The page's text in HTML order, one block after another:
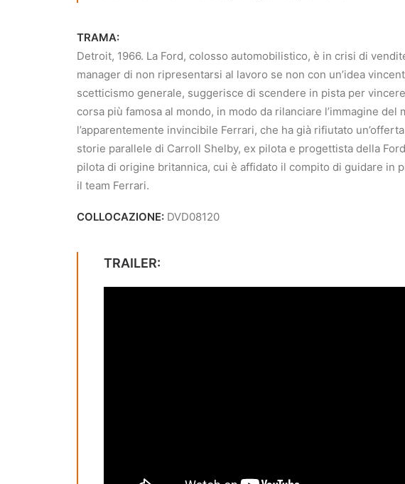
TRAMA:
Detroit, 1966. La Ford, colosso automobilistico, è in crisi di
manager di non ripresentarsi al lavoro se non con un’idea
scetticismo generale, suggerisce di scendere in pista per
corsa più famosa al mondo, in modo da rilanciare l’immagine del
l’apparentemente invincibile Ferrari, che ha già rifiutato
storie parallele di Carroll Shelby, ex pilota e progettista della
pilota di origine britannica, cui è affidato il compito di guidare in
il team Ferrari.
COLLOCAZIONE: DVD08120
TRAILER: